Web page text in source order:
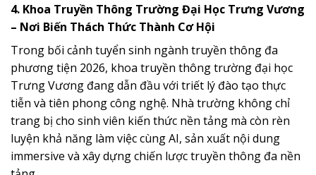
4. Khoa Truyền Thông Trường Đại Học Trưng Vương
– Nơi Biến Thách Thức Thành Cơ Hội
Trong bối cảnh tuyển sinh ngành truyền thông đa
phương tiện 2026, khoa truyền thông trường đại học
Trưng Vương đang dẫn đầu với triết lý đào tạo thực
tiễn và tiên phong công nghệ. Nhà trường không chỉ
trang bị cho sinh viên kiến thức nền tảng mà còn rèn
luyện khả năng làm việc cùng AI, sản xuất nội dung
immersive và xây dựng chiến lược truyền thông đa nền